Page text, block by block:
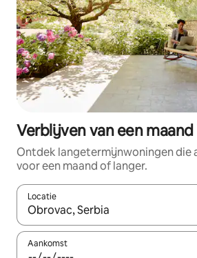
Verblijven van een
Ontdek langetermijnwoningen die
voor een maand of langer.
Locatie
Wanneer er resultaten beschikbaar
Aankomst